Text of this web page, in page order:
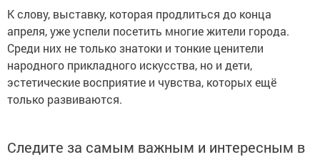
К слову, выставку, которая продлиться до конца
апреля, уже успели посетить многие жители города.
Среди них не только знатоки и тонкие ценители
народного прикладного искусства, но и дети,
эстетические восприятие и чувства, которых ещё
только развиваются.
Следите за самым важным и интересным в